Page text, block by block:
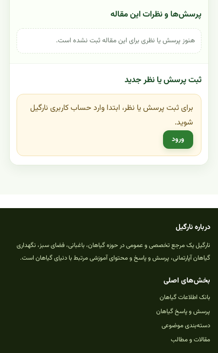
پرسش‌ها و نظرات این مقاله
هنوز پرسش یا نظری برای این مقاله ثبت نشده است.
ثبت پرسش یا نظر جدید
برای ثبت پرسش یا نظر، ابتدا وارد حساب کاربری نارگیل
شوید.
ورود
درباره نارگیل
نارگیل یک مرجع تخصصی و عمومی در حوزه گیاهان، باغبانی، فضای سبز، نگهداری
گیاهان آپارتمانی، پرسش و پاسخ و محتوای آموزشی مرتبط با دنیای گیاهان است.
بخش‌های اصلی
بانک اطلاعات گیاهان
پرسش و پاسخ گیاهان
دسته‌بندی موضوعی
مقالات و مطالب